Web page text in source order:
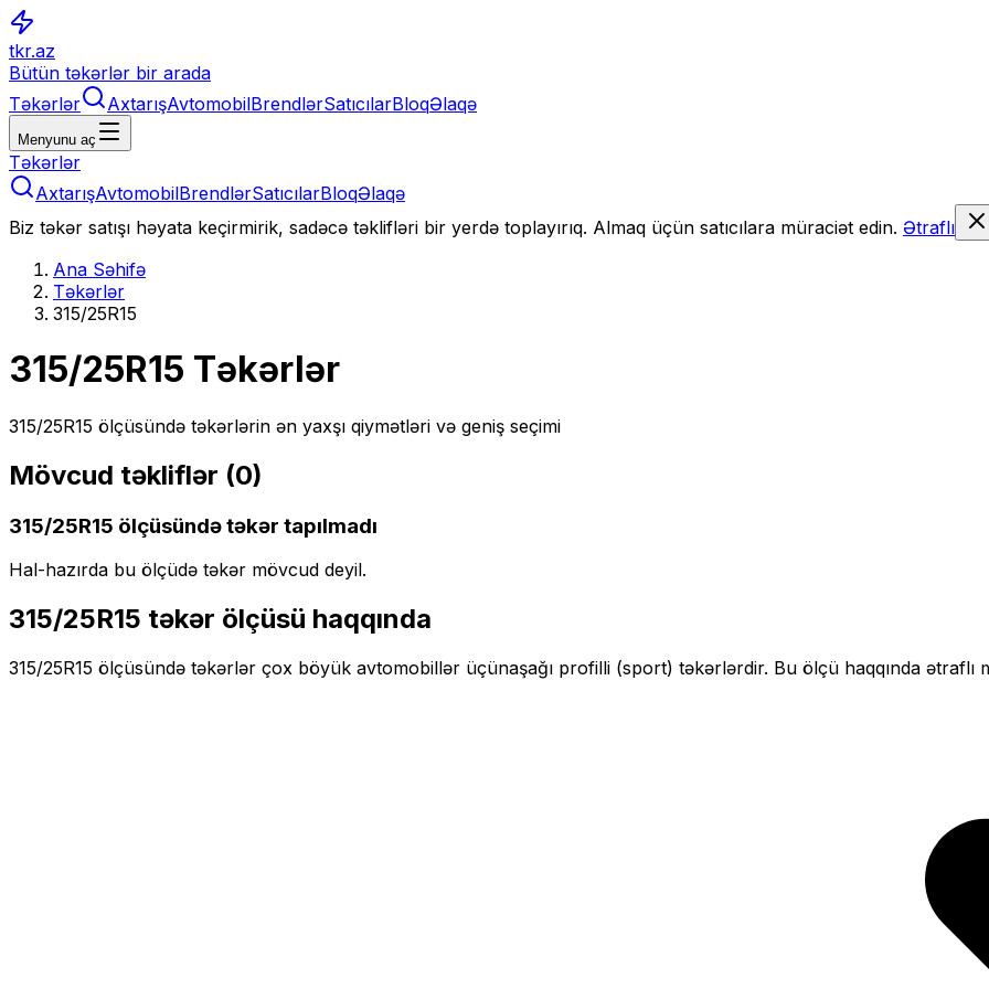
tkr.az
Bütün təkərlər bir arada
Təkərlər
AxtarışAvtomobilBrendlərSatıcılarBloqƏlaqə
Menyunu aç
Təkərlər
AxtarışAvtomobilBrendlərSatıcılarBloqƏlaqə
Biz təkər satışı həyata keçirmirik, sadəcə təklifləri bir yerdə toplayırıq. Almaq üçün satıcılara müraciət edin. Ətraflı
Ana Səhifə
Təkərlər
315/25R15
315/25R15 Təkərlər
315/25R15 ölçüsündə təkərlərin ən yaxşı qiymətləri və geniş seçimi
Mövcud təkliflər (0)
315/25R15 ölçüsündə təkər tapılmadı
Hal-hazırda bu ölçüdə təkər mövcud deyil.
315/25R15 təkər ölçüsü haqqında
315/25R15 ölçüsündə təkərlər çox böyük avtomobillər üçünaşağı profilli (sport) təkərlərdir. Bu ölçü haqqında ətraflı